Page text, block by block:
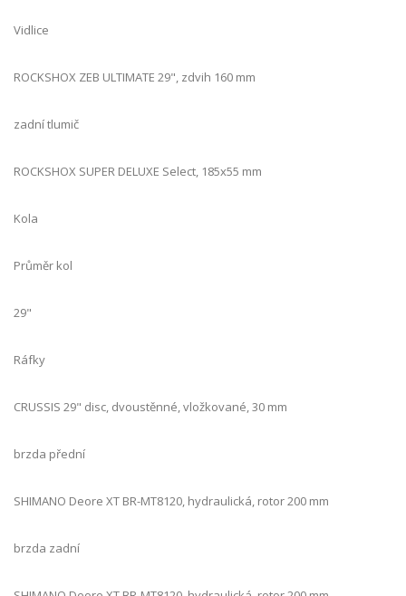
Vidlice
ROCKSHOX ZEB ULTIMATE 29", zdvih 160 mm
zadní tlumič
ROCKSHOX SUPER DELUXE Select, 185x55 mm
Kola
Průměr kol
29"
Ráfky
CRUSSIS 29" disc, dvoustěnné, vložkované, 30 mm
brzda přední
SHIMANO Deore XT BR-MT8120, hydraulická, rotor 200 mm
brzda zadní